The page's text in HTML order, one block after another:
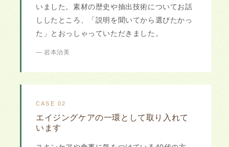
いました。素材の歴史や抽出技術についてお話
ししたところ、「説明を聞いてから選びたかっ
た」とおっしゃっていただきました。
— 岩本治美
CASE 02
エイジングケアの一環として取り入れて
います